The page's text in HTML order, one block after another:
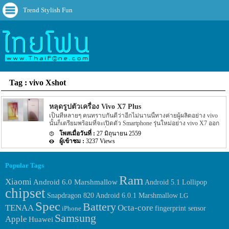
Trend Stylish Fun
Tag : vivo Xshot
หลุดรูปตัวเครื่อง Vivo X7 Plus
เป็นที่หลายๆ คนทราบกันดีว่าอีกไม่นานนี้ทางค่ายผู้ผลิตอย่าง vivo
นั้นก็เตรียมพร้อมที่จะเปิดตัว Smartphone รุ่นใหม่อย่าง vivo X7 ออก
มาแล้ว โดยจะมีอีกหนึ่งรุ่นอย่าง vivo X7 Plus ถูกเปิดตัวออกมาด้วย
และแน่นอนว่าในงานที่จะเปิดตัว vivo X7 และ vivo X7 Plus ออกมา
นั้นจะมีอีกหนึ่งรุ่นอย่าง vivo Xshot ที่ห่างหายไปนานถูกเปิดตัวออกมา
ด้วย แต่ล่าสุดนั้นกลับมีรายละเอียดของ vivo X7 Plus ถูกเปิดเผยออก
ของรุ่นแรกอย่าง vivo X7 อีกทั้งในข่าวตอนไม่ได้ระบุอะไรเกี่ยวกับรุ่น
vivo X7 Plus ออกมาเลย โดยรายละเอียดล่าสุดที่ละบุออกมานั้นได้ระบุ
ว่า vivo X7 Plus นี้จะมาพร้อมกับหน้าจอที่ใหญ่กว่า vivo X7 แน่นอน
โดยจะมีขนาดหน้าจออยู่ที่ […]
27 มิถุนายน 2559
3237 Views
Popular Tags
XiaomiAndroid 6.0 MarshmallowRam Android 5.1 Lollipop
chipset Snapdragon 820 Android 6.0.1 Marshmallow LG
TENAA Spec iPhone BatteryOcta-core fingerprint sensor
Apple Huawei Samsung